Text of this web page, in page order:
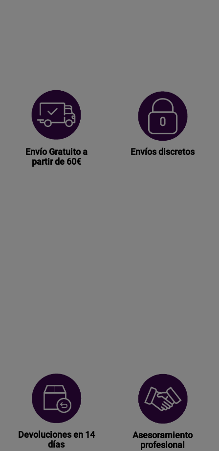
Envío Gratuito a
partir de 60€
Envíos discretos
Devoluciones en 14
días
Asesoramiento
profesional